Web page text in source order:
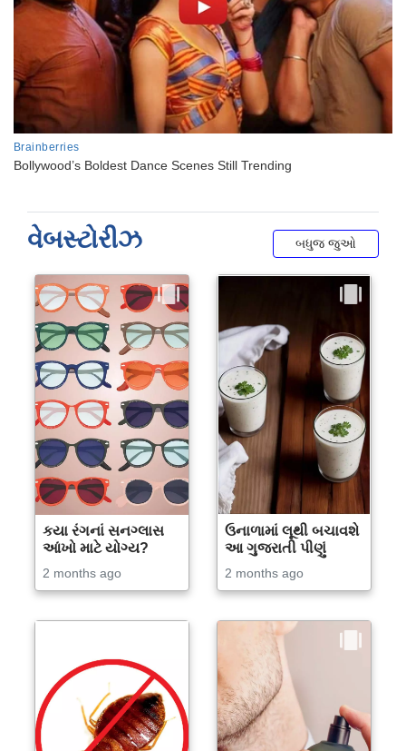
વેબસ્ટોરીઝ બધુજ જુઓ
કયા રંગનાં સનગ્લાસ
આંખો માટે યોગ્ય?
2 months ago
ઉનાળામાં લૂથી બચાવશે
આ ગુજરાતી પીણું
2 months ago